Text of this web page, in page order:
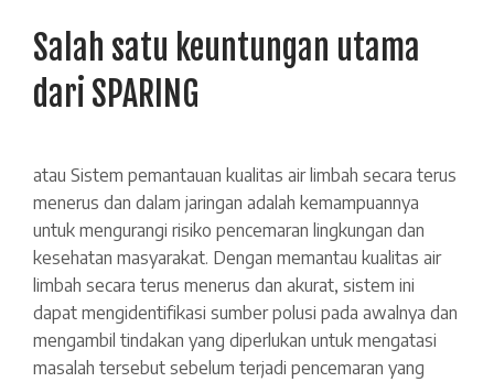
Salah satu keuntungan utama
dari SPARING
atau Sistem pemantauan kualitas air limbah secara terus
menerus dan dalam jaringan adalah kemampuannya
untuk mengurangi risiko pencemaran lingkungan dan
kesehatan masyarakat. Dengan memantau kualitas air
limbah secara terus menerus dan akurat, sistem ini
dapat mengidentifikasi sumber polusi pada awalnya dan
mengambil tindakan yang diperlukan untuk mengatasi
masalah tersebut sebelum terjadi pencemaran yang